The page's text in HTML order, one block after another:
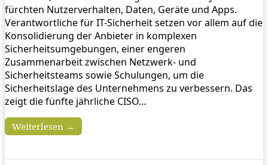
fürchten Nutzerverhalten, Daten, Geräte und Apps.
Verantwortliche für IT-Sicherheit setzen vor allem auf die
Konsolidierung der Anbieter in komplexen
Sicherheitsumgebungen, einer engeren
Zusammenarbeit zwischen Netzwerk- und
Sicherheitsteams sowie Schulungen, um die
Sicherheitslage des Unternehmens zu verbessern. Das
zeigt die fünfte jährliche CISO…
Weiterlesen →